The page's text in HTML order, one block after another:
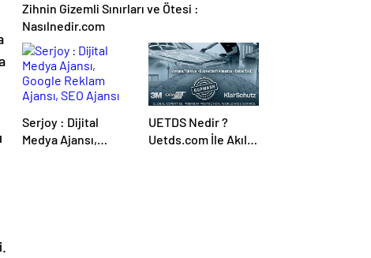
Zihnin Gizemli Sınırları ve Ötesi :
Nasılnedir.com
Serjoy : Dijital
Medya Ajansı,
UETDS Nedir ?
Uetds.com İle Akıllı